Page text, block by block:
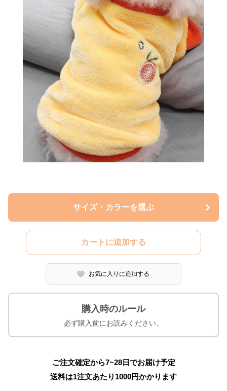
サイズ・カラーを選ぶ
カートに追加する
お気に入りに追加する
購入時のルール
必ず購入前にお読みください。
ご注文確定から7~28日でお届け予定
送料は1注文あたり 1000円かかります